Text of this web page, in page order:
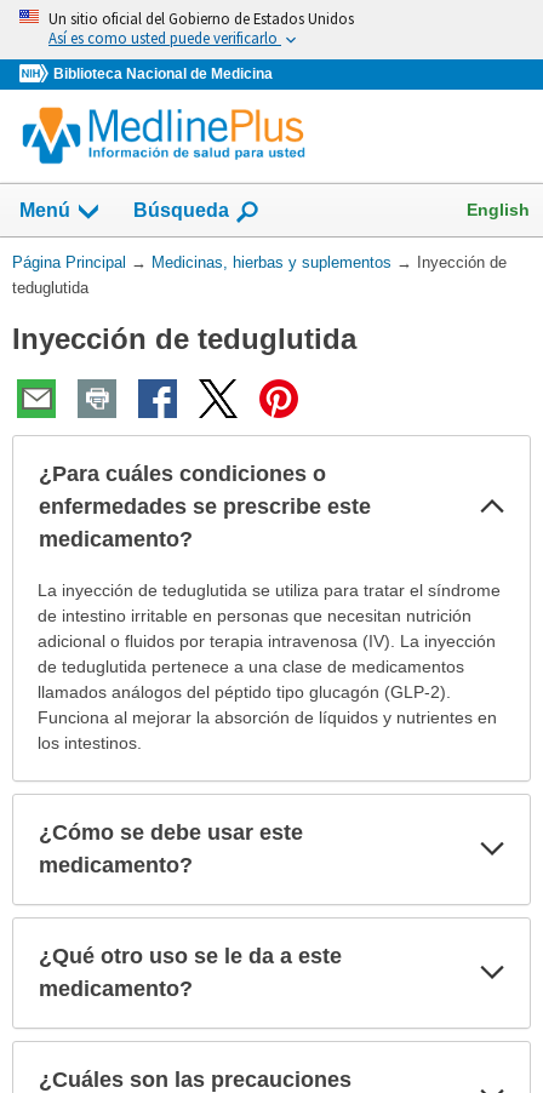
Omita
vaya
al
Contenido
Un sitio oficial del Gobierno de Estados Unidos
Así es como usted puede verificarlo
Biblioteca Nacional de Medicina
Menú
Mostrar
campo
de
Búsqueda English
Usted
está
Página Principal → Medicinas, hierbas y suplementos →
Inyección de
teduglutida
Inyección de teduglutida
¿Para cuáles condiciones o
enfermedades se prescribe este
medicamento?
¿Para
cuáles
condiciones
enfermedades
prescribe
medicamento?
sido
extendido.
La inyección de teduglutida se utiliza para tratar el síndrome
de intestino irritable en personas que necesitan nutrición
adicional o fluidos por terapia intravenosa (IV). La inyección
de teduglutida pertenece a una clase de medicamentos
llamados análogos del péptido tipo glucagón (GLP-2).
Funciona al mejorar la absorción de líquidos y nutrientes en
los intestinos.
¿Cómo se debe usar este
medicamento?
¿Qué otro uso se le da a este
medicamento?
¿Cuáles son las precauciones